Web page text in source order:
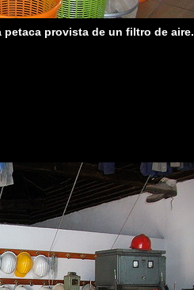
provista de un filtro de aire.